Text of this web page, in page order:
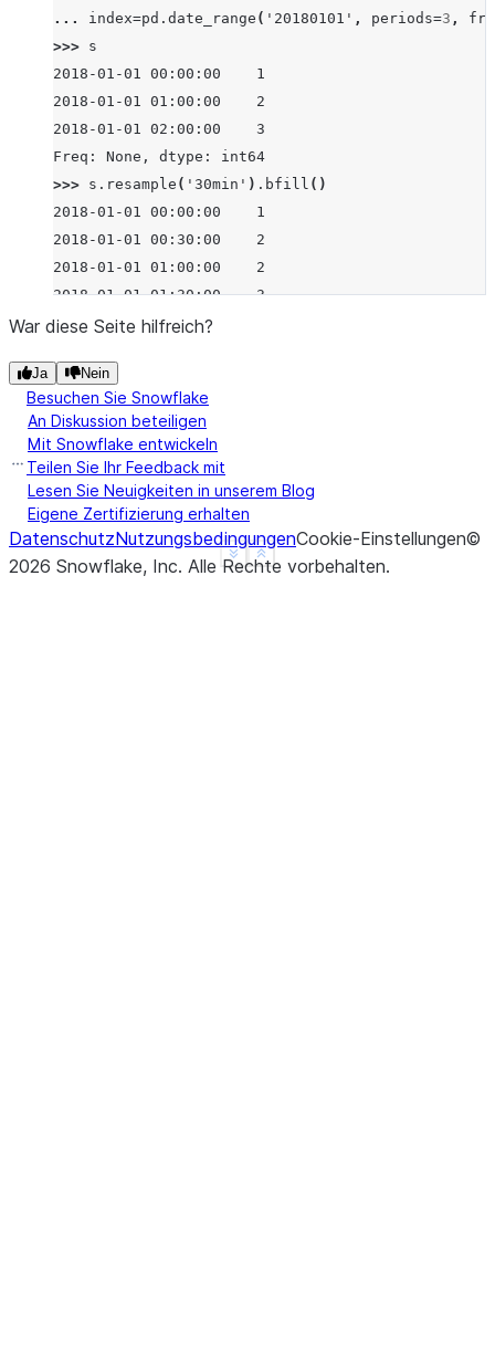
... index=pd . date_range ( '20180101' , periods=3 ,
>>> s
2018-01-01 00:00:00    1
2018-01-01 01:00:00    2
2018-01-01 02:00:00    3
Freq: None, dtype: int64
>>> s . resample ( '30min' ) . bfill ()
2018-01-01 00:00:00    1
2018-01-01 00:30:00    2
2018-01-01 01:00:00    2
2018-01-01 01:30:00    3
2018-01-01 02:00:00    3
>>> df =
...
index=pd.
...
freq='h'))
>>> df
                       a  b
2018-01-01 00:00:00  2.0  1
2018-01-01 01:00:00  NaN  3
2018-01-01 02:00:00  6.0  5
Show less
See more
War diese Seite hilfreich?
Ja Nein
Besuchen Sie Snowflake
An Diskussion beteiligen
Mit Snowflake entwickeln
Teilen Sie Ihr Feedback mit
Lesen Sie Neuigkeiten in unserem Blog
Eigene Zertifizierung erhalten
DatenschutzNutzungsbedingungenCookie-Einstellungen©
2026 Snowflake, Inc. Alle Rechte vorbehalten.